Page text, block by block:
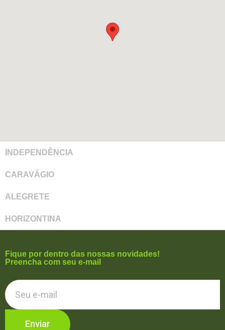
INDEPENDÊNCIA
CARAVÁGIO
ALEGRETE
HORIZONTINA
Fique por dentro das nossas novidades!
Preencha com seu e-mail
Enviar